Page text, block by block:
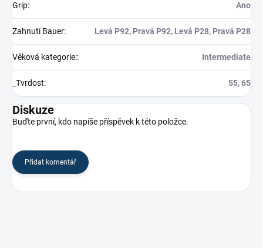
Grip: Ano
Zahnutí Bauer: Levá P92, Pravá P92, Levá P28, Pravá P28
Věková kategorie:: Intermediate
_Tvrdost: 55, 65
Diskuze
Buďte první, kdo napíše příspěvek k této položce.
Přidat komentář